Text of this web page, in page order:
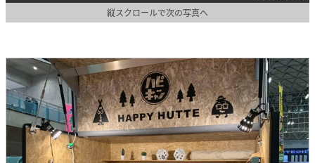
縦スクロールで次の写真へ